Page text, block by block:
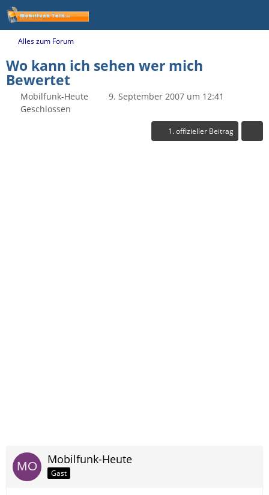
Alles zum Forum
Wo kann ich sehen wer mich
Bewertet
Mobilfunk-Heute
9. September 2007 um 12:41
Geschlossen
1. offizieller Beitrag
Mobilfunk-Heute
Gast